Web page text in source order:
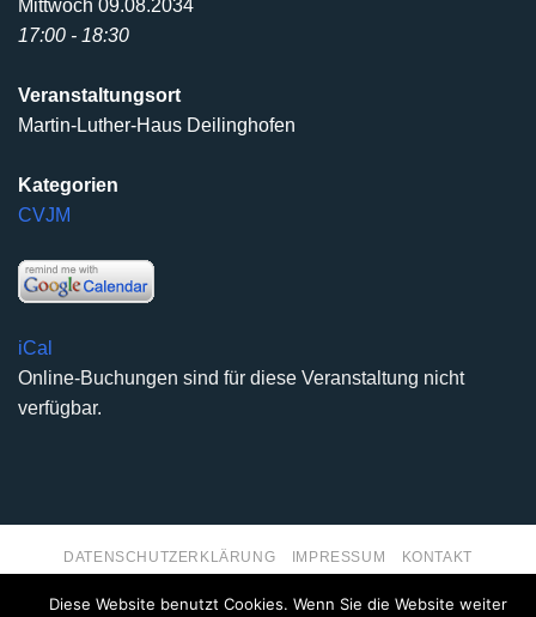
Mittwoch 09.08.2034
17:00 - 18:30
Veranstaltungsort
Martin-Luther-Haus Deilinghofen
Kategorien
CVJM
iCal
Online-Buchungen sind für diese Veranstaltung nicht
verfügbar.
DATENSCHUTZERKLÄRUNG IMPRESSUM KONTAKT
Diese Website benutzt Cookies. Wenn Sie die Website weiter